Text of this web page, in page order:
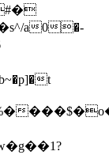
a0�-
t